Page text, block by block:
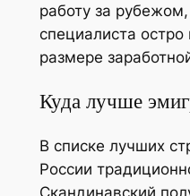
работу за
специалиста
размере
Куда лучше
В списке лучших
России